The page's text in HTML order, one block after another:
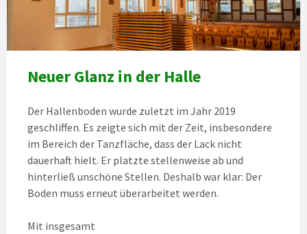
Neuer Glanz in der Halle
Der Hallenboden wurde zuletzt im Jahr 2019
geschliffen. Es zeigte sich mit der Zeit, insbesondere
im Bereich der Tanzfläche, dass der Lack nicht
dauerhaft hielt. Er platzte stellenweise ab und
hinterließ unschöne Stellen. Deshalb war klar: Der
Boden muss erneut überarbeitet werden.
Mit insgesamt